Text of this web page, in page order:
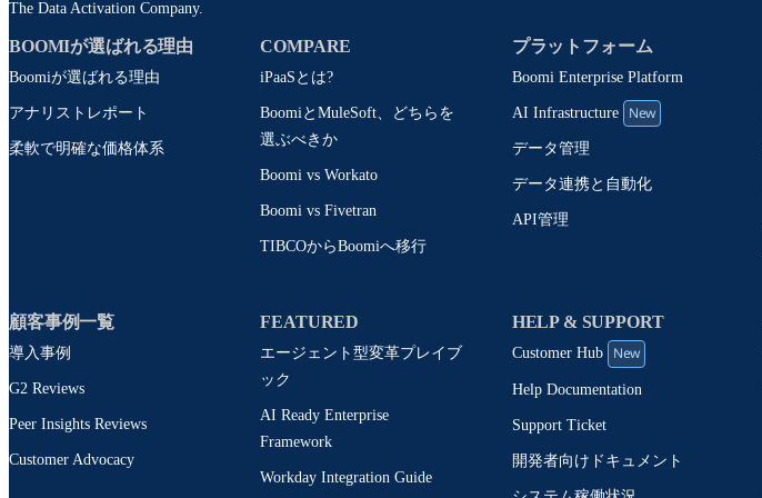
The Data Activation Company.
BOOMIが選ばれる理由
Boomiが選ばれる理由
アナリストレポート
柔軟で明確な価格体系
COMPARE
iPaaSとは?
BoomiとMuleSoft、どちらを
選ぶべきか
Boomi vs Workato
Boomi vs Fivetran
TIBCOからBoomiへ移行
プラットフォーム
Boomi Enterprise Platform
AI Infrastructure New
データ管理
データ連携と自動化
API管理
顧客事例一覧
導入事例
G2 Reviews
Peer Insights Reviews
Customer Advocacy
FEATURED
エージェント型変革プレイブ
ック
AI Ready Enterprise
Framework
Workday Integration Guide
HELP & SUPPORT
Customer Hub New
Help Documentation
Support Ticket
開発者向けドキュメント